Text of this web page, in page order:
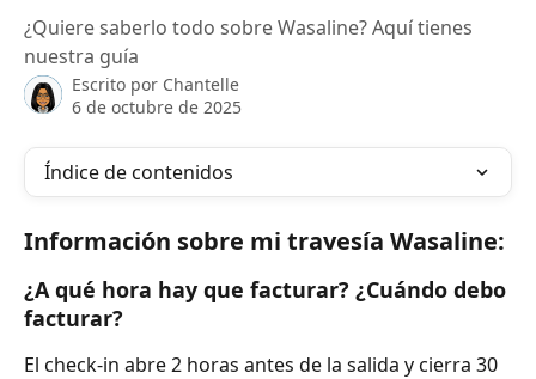
¿Quiere saberlo todo sobre Wasaline? Aquí tienes
nuestra guía
Escrito por Chantelle
6 de octubre de 2025
Índice de contenidos
Información sobre mi travesía Wasaline:
¿A qué hora hay que facturar? ¿Cuándo debo
facturar?
El check-in abre 2 horas antes de la salida y cierra 30